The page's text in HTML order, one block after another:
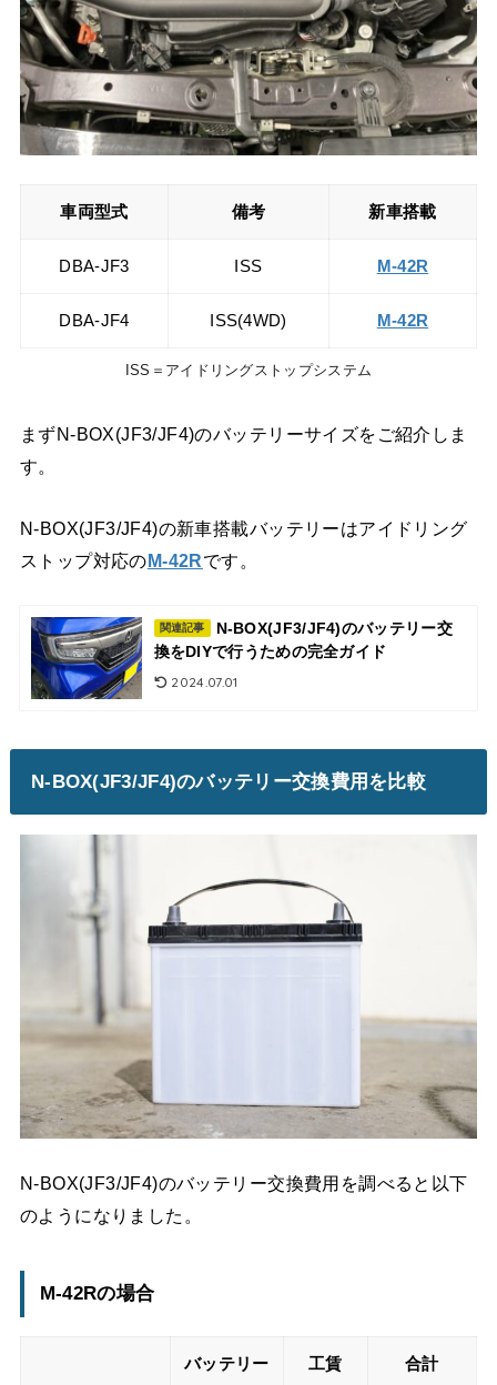
車両型式 備考 新車搭載
DBA-JF3 ISS M-42R
DBA-JF4 ISS(4WD) M-42R
ISS＝アイドリングストップシステム
まずN-BOX(JF3/JF4)のバッテリーサイズをご紹介しま
す。
N-BOX(JF3/JF4)の新車搭載バッテリーはアイドリング
ストップ対応のM-42Rです。
関連記事
N-BOX(JF3/JF4)のバッテリー交
換をDIYで行うための完全ガイド
2024.07.01
N-BOX(JF3/JF4)のバッテリー交換費用を比較
N-BOX(JF3/JF4)のバッテリー交換費用を調べると以下
のようになりました。
M-42Rの場合
バッテリー 工賃 合計